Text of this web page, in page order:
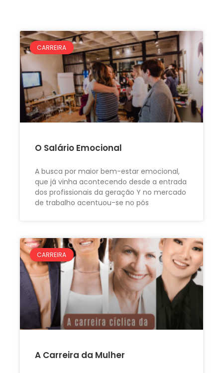
CARREIRA
O Salário Emocional
A busca por maior bem-estar emocional,
que já vinha acontecendo desde a entrada
dos profissionais da geração Y no mercado
de trabalho acentuou-se no pós
CARREIRA
A Carreira da Mulher